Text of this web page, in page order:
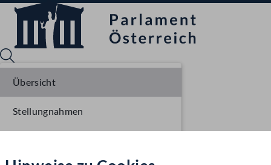
Hilfe
Übersicht
Stellungnahmen